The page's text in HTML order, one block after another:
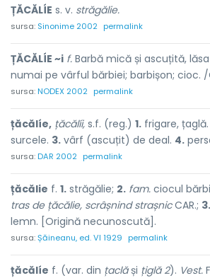
ȚĂCĂLÍE s. v. străgălie.
sursa: Sinonime 2002 permalink
ȚĂCĂLÍE ~i f. Barbă mică și ascuțită,
numai pe vârful bărbiei; barbișon; cioc. /
sursa:NODEX 2002 permalink
țăcălíe, țăcălíi, s.f. (reg.) 1. frigare, țaglă.
surcele. 3. vârf (ascuțit) de deal. 4.
sursa:DAR 2002 permalink
țăcălie f. 1. străgălie; 2. fam. ciocul
tras de țăcălie, scrâșnind strașnicCAR.; 3.
lemn. [Origină necunoscută].
sursa:Șăineanu, ed. VI 1929 permalink
țăcălíe f. (var. din țaclăși țiglă 2). Vest.